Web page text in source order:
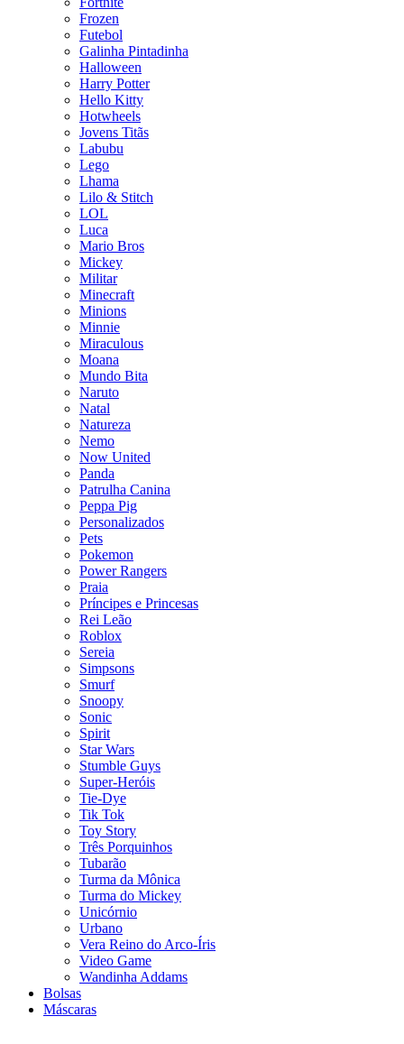
Frozen
Futebol
Galinha Pintadinha
Halloween
Harry Potter
Hello Kitty
Hotwheels
Jovens Titãs
Labubu
Lego
Lhama
Lilo & Stitch
LOL
Luca
Mario Bros
Mickey
Militar
Minecraft
Minions
Minnie
Miraculous
Moana
Mundo Bita
Naruto
Natal
Natureza
Nemo
Now United
Panda
Patrulha Canina
Peppa Pig
Personalizados
Pets
Pokemon
Power Rangers
Praia
Príncipes e Princesas
Rei Leão
Roblox
Sereia
Simpsons
Smurf
Snoopy
Sonic
Spirit
Star Wars
Stumble Guys
Super-Heróis
Tie-Dye
Tik Tok
Toy Story
Três Porquinhos
Tubarão
Turma da Mônica
Turma do Mickey
Unicórnio
Urbano
Vera Reino do Arco-Íris
Video Game
Wandinha Addams
Bolsas
Máscaras